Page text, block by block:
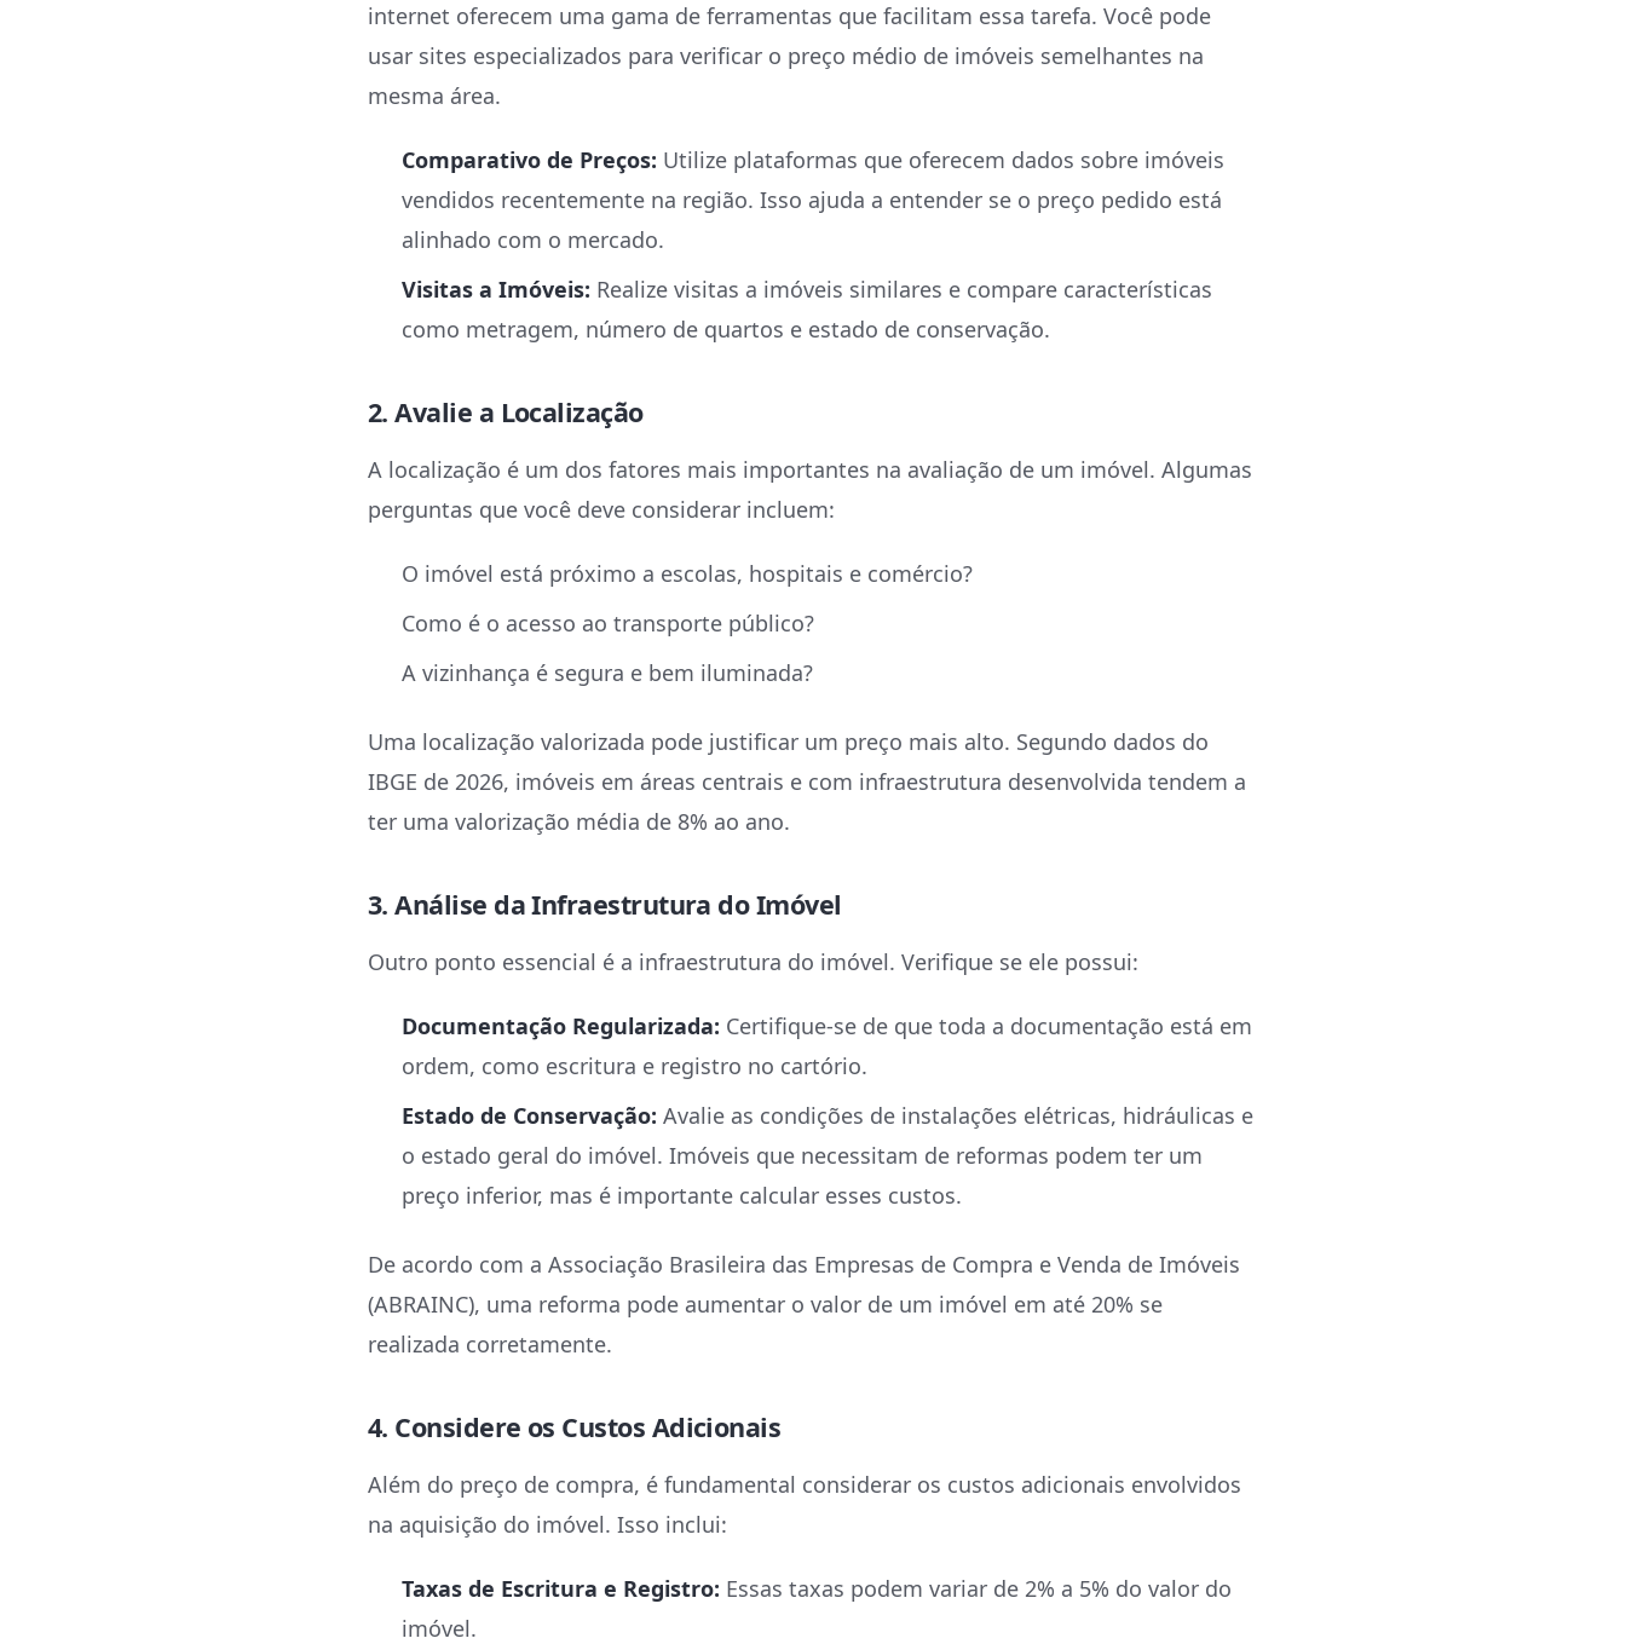
internet oferecem uma gama de ferramentas que facilitam essa tarefa. Você pode
usar sites especializados para verificar o preço médio de imóveis semelhantes na
mesma área.
Comparativo de Preços: Utilize plataformas que oferecem dados sobre imóveis
vendidos recentemente na região. Isso ajuda a entender se o preço pedido está
alinhado com o mercado.
Visitas a Imóveis: Realize visitas a imóveis similares e compare características
como metragem, número de quartos e estado de conservação.
2. Avalie a Localização
A localização é um dos fatores mais importantes na avaliação de um imóvel. Algumas
perguntas que você deve considerar incluem:
O imóvel está próximo a escolas, hospitais e comércio?
Como é o acesso ao transporte público?
A vizinhança é segura e bem iluminada?
Uma localização valorizada pode justificar um preço mais alto. Segundo dados do
IBGE de 2026, imóveis em áreas centrais e com infraestrutura desenvolvida tendem a
ter uma valorização média de 8% ao ano.
3. Análise da Infraestrutura do Imóvel
Outro ponto essencial é a infraestrutura do imóvel. Verifique se ele possui:
Documentação Regularizada: Certifique-se de que toda a documentação está em
ordem, como escritura e registro no cartório.
Estado de Conservação: Avalie as condições de instalações elétricas, hidráulicas e
o estado geral do imóvel. Imóveis que necessitam de reformas podem ter um
preço inferior, mas é importante calcular esses custos.
De acordo com a Associação Brasileira das Empresas de Compra e Venda de Imóveis
(ABRAINC), uma reforma pode aumentar o valor de um imóvel em até 20% se
realizada corretamente.
4. Considere os Custos Adicionais
Além do preço de compra, é fundamental considerar os custos adicionais envolvidos
na aquisição do imóvel. Isso inclui:
Taxas de Escritura e Registro: Essas taxas podem variar de 2% a 5% do valor do
imóvel.